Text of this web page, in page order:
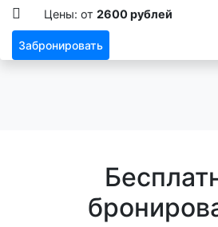
Цены: от 2600 рублей
Забронировать